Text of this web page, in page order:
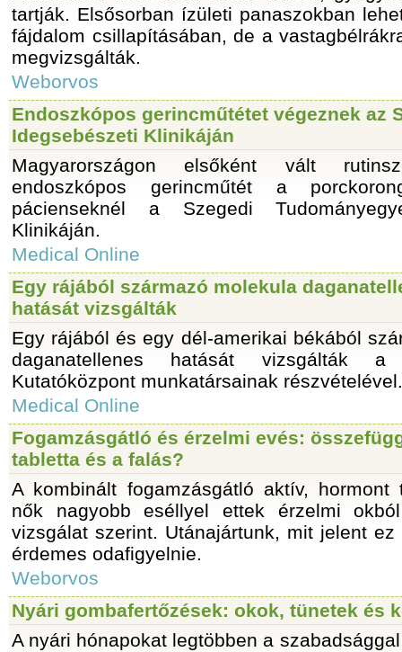
tartják. Elsősorban ízületi panaszokban
fájdalom csillapításában, de a
megvizsgálták.
Weborvos
Endoszkópos gerincműtétet végeznek az
Idegsebészeti Klinikáján
Magyarországon elsőként vált
endoszkópos gerincműtét a
pácienseknél a Szegedi
Klinikáján.
Medical Online
Egy rájából származó molekula
hatását vizsgálták
Egy rájából és egy dél-amerikai békából
daganatellenes hatását vizsgálták a
Kutatóközpont munkatársainak részvételével.
Medical Online
Fogamzásgátló és érzelmi evés:
tabletta és a falás?
A kombinált fogamzásgátló aktív, hormont
nők nagyobb eséllyel ettek érzelmi
vizsgálat szerint. Utánajártunk, mit jelent
érdemes odafigyelnie.
Weborvos
Nyári gombafertőzések: okok, tünetek és
A nyári hónapokat legtöbben a